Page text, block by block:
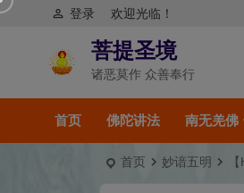
欢迎光临！
登录
菩提圣境
诸恶莫作 众善奉行
首页 佛陀讲法 南无羌佛
首页 妙谙五明